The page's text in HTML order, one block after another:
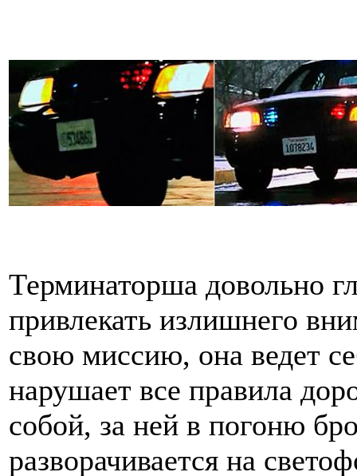
Терминаторша довольно
привлекать излишнего
свою миссию, она ведет
нарушает все правила
собой, за ней в погоню
разворачивается на